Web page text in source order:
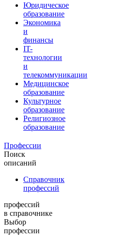
Юридическое
образование
Экономика
и
финансы
IT-
технологии
и
телекоммуникации
Медицинское
образование
Культурное
образование
Религиозное
образование
Профессии
Поиск
описаний
Справочник
профессий
профессий
в справочнике
Выбор
профессии